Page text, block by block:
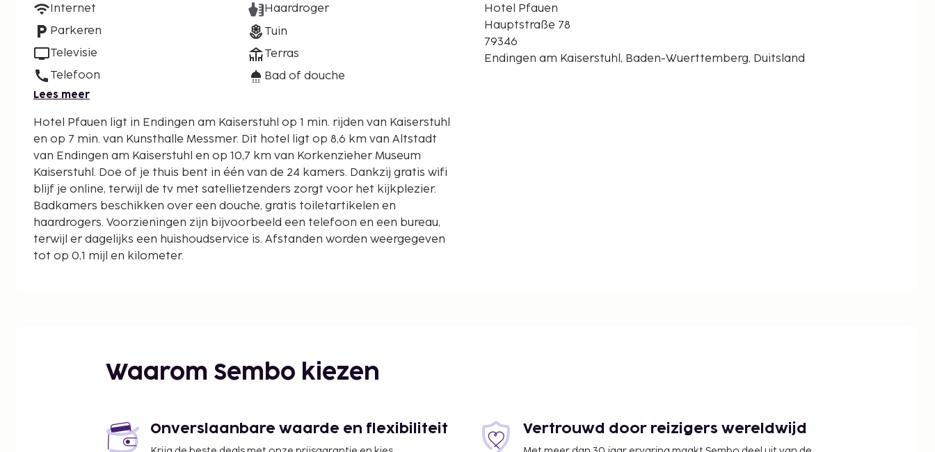
Internet
Parkeren
Televisie
Telefoon
Haardroger
Tuin
Terras
Bad of douche
Lees meer
Hotel Pfauen ligt in Endingen am Kaiserstuhl op 1 min. rijden van Kaiserstuhl
en op 7 min. van Kunsthalle Messmer. Dit hotel ligt op 8,6 km van Altstadt
van Endingen am Kaiserstuhl en op 10,7 km van Korkenzieher Museum
Kaiserstuhl. Doe of je thuis bent in één van de 24 kamers. Dankzij gratis wifi
blijf je online, terwijl de tv met satellietzenders zorgt voor het kijkplezier.
Badkamers beschikken over een douche, gratis toiletartikelen en
haardrogers. Voorzieningen zijn bijvoorbeeld een telefoon en een bureau,
terwijl er dagelijks een huishoudservice is. Afstanden worden weergegeven
tot op 0,1 mijl en kilometer.
Familienweingut Schmidt - 10 km
Elzwiesen Natuurreservaat - 10,5 km
Zuidelijk Zwarte Woud Natuurpark - 11,3 km
Burkheimer Baggersee - 11,7 km
Hotel Pfauen
Hauptstraße 78
79346
Endingen am Kaiserstuhl, Baden-Wuerttemberg, Duitsland
Waarom Sembo kiezen
Onverslaanbare waarde en flexibiliteit Vertrouwd door reizigers wereldwijd